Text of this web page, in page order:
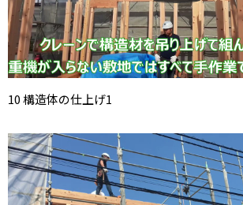
10 構造体の仕上げ1